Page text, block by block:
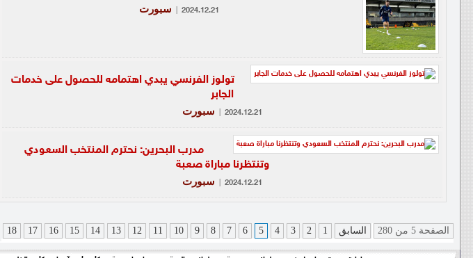
2024.12.21 سبورت
تولوز الفرنسي يبدي اهتمامه للحصول على خدمات
الجابر
2024.12.21 سبورت
مدرب البحرين: نحترم المنتخب السعودي
وتنتظرنا مباراة صعبة
2024.12.21 سبورت
الصفحة 5 من 280 السابق 1
2
3
4
5
6
7
8
9
10
11
12
13
14
15
16
17
18